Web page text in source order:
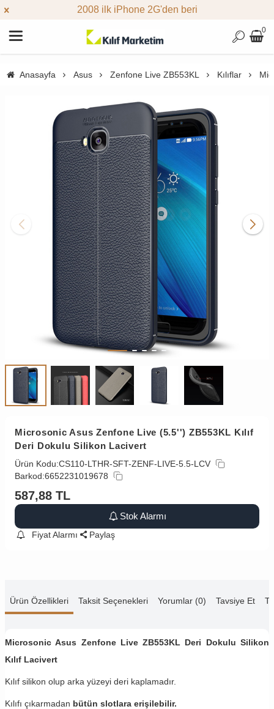
2008 ilk iPhone 2G'den beri
0
Anasayfa Asus Zenfone Live ZB553KL Kılıflar
Microsonic Asus Zenfone Live (5.5'') ZB553KL Kılıf
Deri Dokulu Silikon Lacivert
Ürün Kodu:CS110-LTHR-SFT-ZENF-LIVE-5.5-LCV
Barkod:6652231019678
587,88 TL
Stok Alarmı
Fiyat Alarmı Paylaş
Ürün Özellikleri Taksit Seçenekleri Yorumlar (0) Tavsiye Et
Microsonic Asus Zenfone Live ZB553KL Deri Dokulu Silikon
Kılıf Lacivert
Kılıf silikon olup arka yüzeyi deri kaplamadır.
Kılıfı çıkarmadan bütün slotlara erişilebilir.